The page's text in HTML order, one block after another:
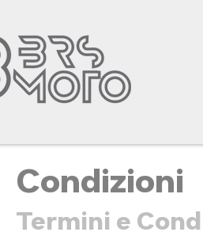
Condizioni
Termini e